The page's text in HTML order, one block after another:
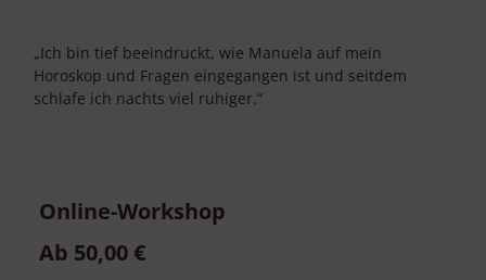
„Ich bin tief beeindruckt, wie Manuela auf mein
Horoskop und Fragen eingegangen ist und seitdem
schlafe ich nachts viel ruhiger.“
Online-Workshop
Ab 50,00 €